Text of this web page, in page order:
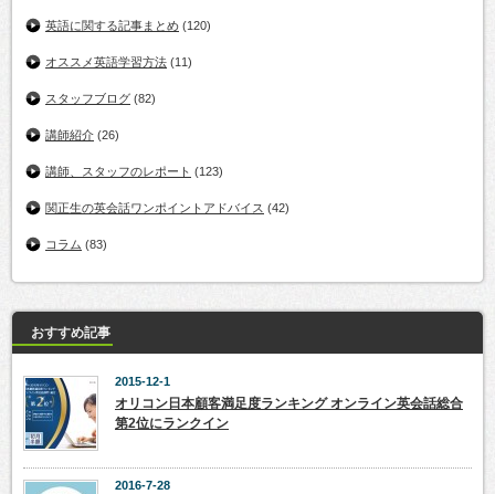
英語に関する記事まとめ (120)
オススメ英語学習方法 (11)
スタッフブログ (82)
講師紹介 (26)
講師、スタッフのレポート (123)
関正生の英会話ワンポイントアドバイス (42)
コラム (83)
おすすめ記事
2015-12-1
オリコン日本顧客満足度ランキング オンライン英会話総合
第2位にランクイン
2016-7-28